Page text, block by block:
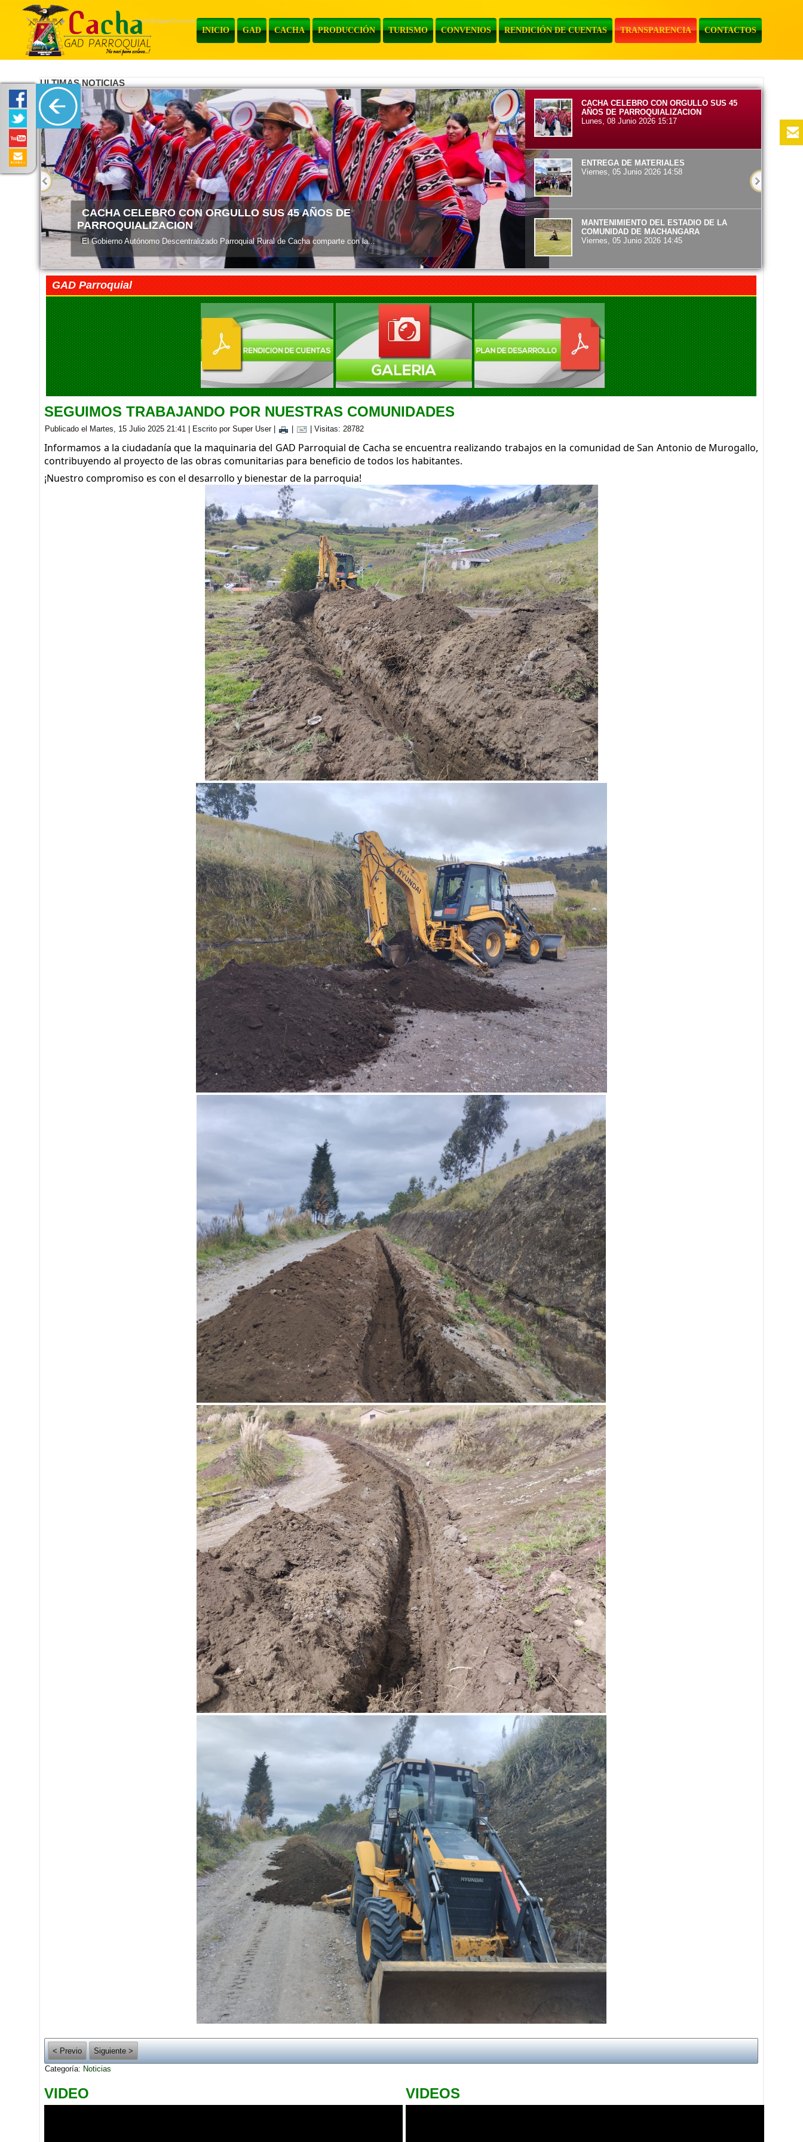
INICIO GAD CACHA PRODUCCIÓN TURISMO CONVENIOS RENDICIÓN DE CUENTAS TRANSPARENCIA CONTACTOS
ProCurbAppealConcrete
ULTIMAS NOTICIAS
ENTREGA DE MATERIALES
El Gobierno Autónomo Descentralizado Parroquial Rural de Cacha informa a la...
CACHA CELEBRO CON ORGULLO SUS 45
AÑOS DE PARROQUIALIZACION
Lunes, 08 Junio 2026 15:17
ENTREGA DE MATERIALES
Viernes, 05 Junio 2026 14:58
MANTENIMIENTO DEL ESTADIO DE LA
COMUNIDAD DE MACHANGARA
Viernes, 05 Junio 2026 14:45
EXITO EN LA INAUGURACION DEL
CAMPEONATO DE FUTBOL DIE ESTRELLAS
Viernes, 05 Septiembre 2025 20:08
GAD Parroquial
SEGUIMOS TRABAJANDO POR NUESTRAS COMUNIDADES
Publicado el Martes, 15 Julio 2025 21:41 Escrito por Super User| | Visitas: 28782
Informamos a la ciudadanía que la maquinaria del GAD Parroquial de Cacha se encuentra realizando trabajos en la comunidad de San Antonio de Murogallo,
contribuyendo al proyecto de las obras comunitarias para beneficio de todos los habitantes.
¡Nuestro compromiso es con el desarrollo y bienestar de la parroquia!
< Previo
Siguiente >
Categoría: Noticias
VIDEO VIDEOS